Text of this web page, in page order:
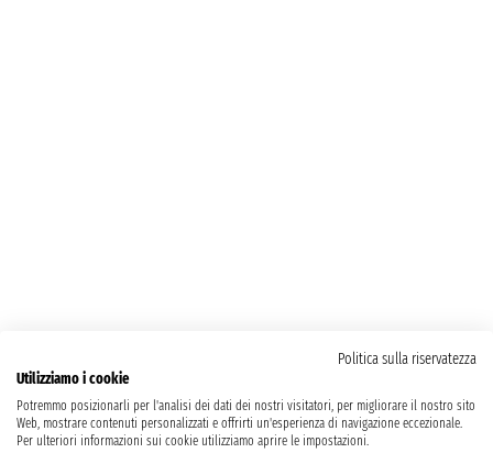
Politica sulla riservatezza
Utilizziamo i cookie
Potremmo posizionarli per l'analisi dei dati dei nostri visitatori, per migliorare il nostro sito
Web, mostrare contenuti personalizzati e offrirti un'esperienza di navigazione eccezionale.
Per ulteriori informazioni sui cookie utilizziamo aprire le impostazioni.